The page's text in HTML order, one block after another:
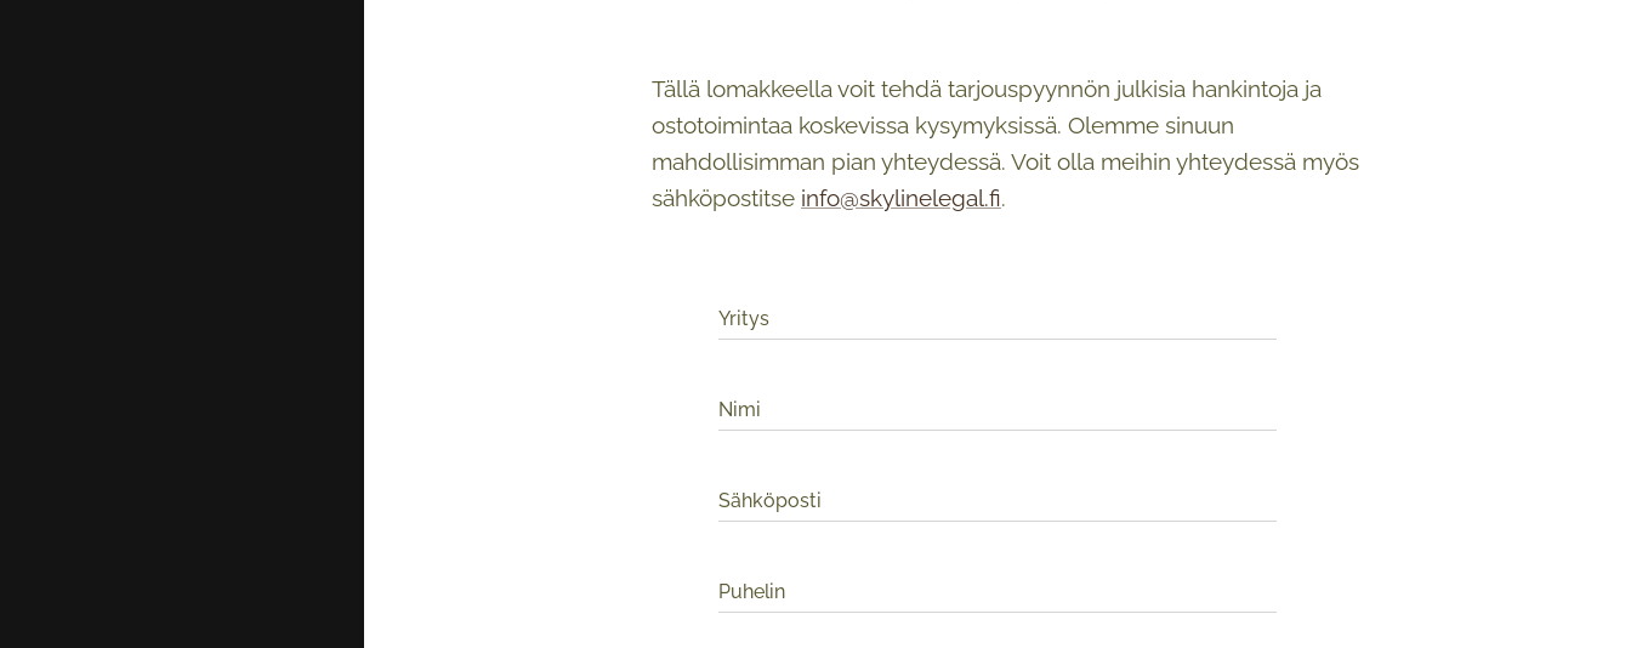
Tällä lomakkeella voit tehdä tarjouspyynnön julkisia hankintoja ja
ostotoimintaa koskevissa kysymyksissä. Olemme sinuun
mahdollisimman pian yhteydessä. Voit olla meihin yhteydessä myös
sähköpostitse info@skylinelegal.fi.
Yritys
Nimi
Sähköposti
Puhelin